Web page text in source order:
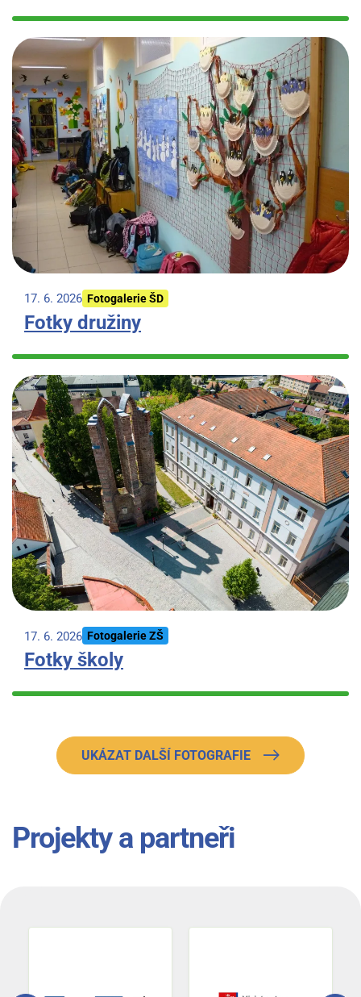
17. 6. 2026 Fotogalerie ŠD
Fotky družiny
17. 6. 2026 Fotogalerie ZŠ
Fotky školy
UKÁZAT DALŠÍ FOTOGRAFIE
Projekty a partneři